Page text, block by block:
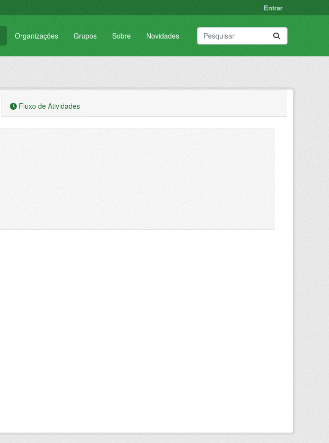
Entrar
Organizações Grupos Sobre Novidades
Fluxo de Atividades